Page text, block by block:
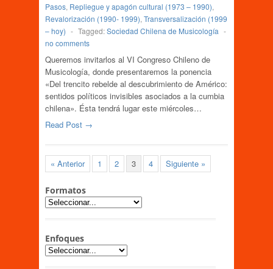
Pasos, Repliegue y apagón cultural (1973 – 1990),
Revalorización (1990- 1999), Transversalización (1999
– hoy) - Tagged:Sociedad Chilena de Musicología -
no comments
Queremos invitarlos al VI Congreso Chileno de
Musicología, donde presentaremos la ponencia
«Del trencito rebelde al descubrimiento de Américo:
sentidos políticos invisibles asociados a la cumbia
chilena». Ésta tendrá lugar este miércoles…
Read Post →
« Anterior 1 2 3 4 Siguiente »
Formatos
Enfoques